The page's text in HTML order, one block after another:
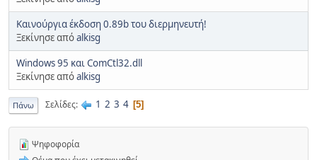
Καινούργια έκδοση 0.89b του διερμηνευτή!
Ξεκίνησε απόalkisg
Windows 95 και ComCtl32.dll
Ξεκίνησε απόalkisg
Πάνω Σελίδες 1 2 3 4 5
Ψηφοφορία